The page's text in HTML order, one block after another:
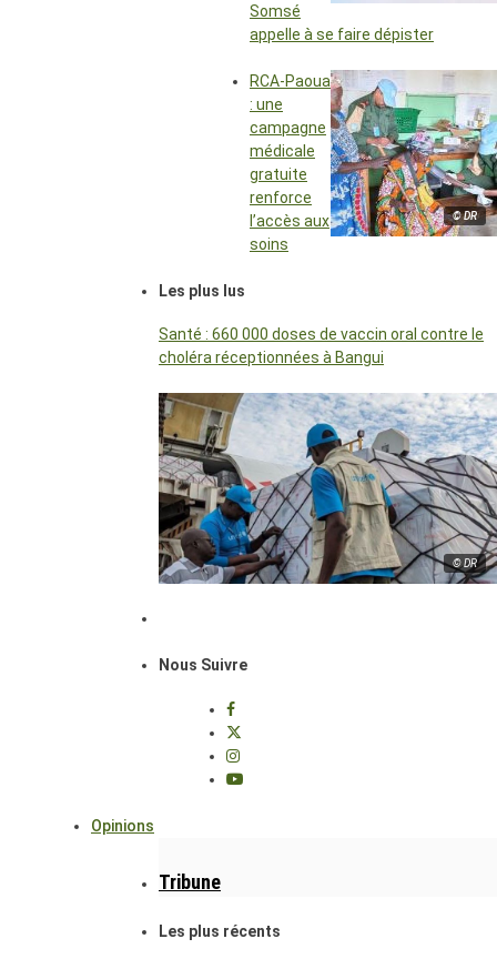
Somsé
appelle à se faire dépister
© DR
RCA-Paoua
: une
campagne
médicale
gratuite
renforce
l’accès aux
soins
Les plus lus
Santé : 660 000 doses de vaccin oral contre le
choléra réceptionnées à Bangui
© DR
Nous Suivre
Opinions
Tribune
Les plus récents